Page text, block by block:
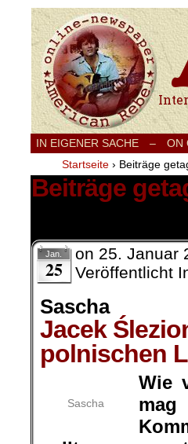
IN EIGENER SACHE – ON
Startseite › Beiträge
Beiträge
Jan.
25
on 25. Januar
Veröffentlicht
Sascha
Jacek
polnischen
Sascha
Wie